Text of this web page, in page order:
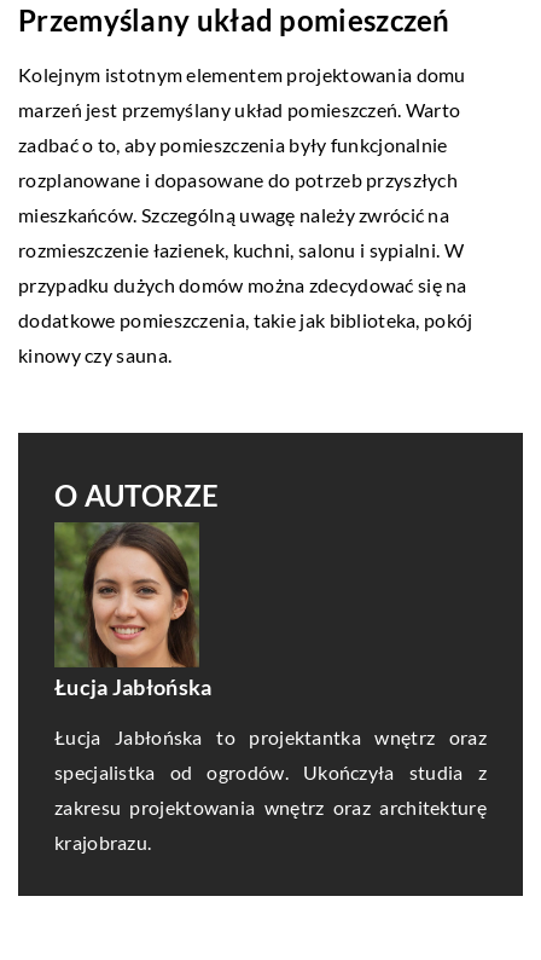
Przemyślany układ pomieszczeń
Kolejnym istotnym elementem projektowania domu
marzeń jest przemyślany układ pomieszczeń. Warto
zadbać o to, aby pomieszczenia były funkcjonalnie
rozplanowane i dopasowane do potrzeb przyszłych
mieszkańców. Szczególną uwagę należy zwrócić na
rozmieszczenie łazienek, kuchni, salonu i sypialni. W
przypadku dużych domów można zdecydować się na
dodatkowe pomieszczenia, takie jak biblioteka, pokój
kinowy czy sauna.
O AUTORZE
Łucja Jabłońska
Łucja Jabłońska to projektantka wnętrz oraz
specjalistka od ogrodów. Ukończyła studia z
zakresu projektowania wnętrz oraz architekturę
krajobrazu.